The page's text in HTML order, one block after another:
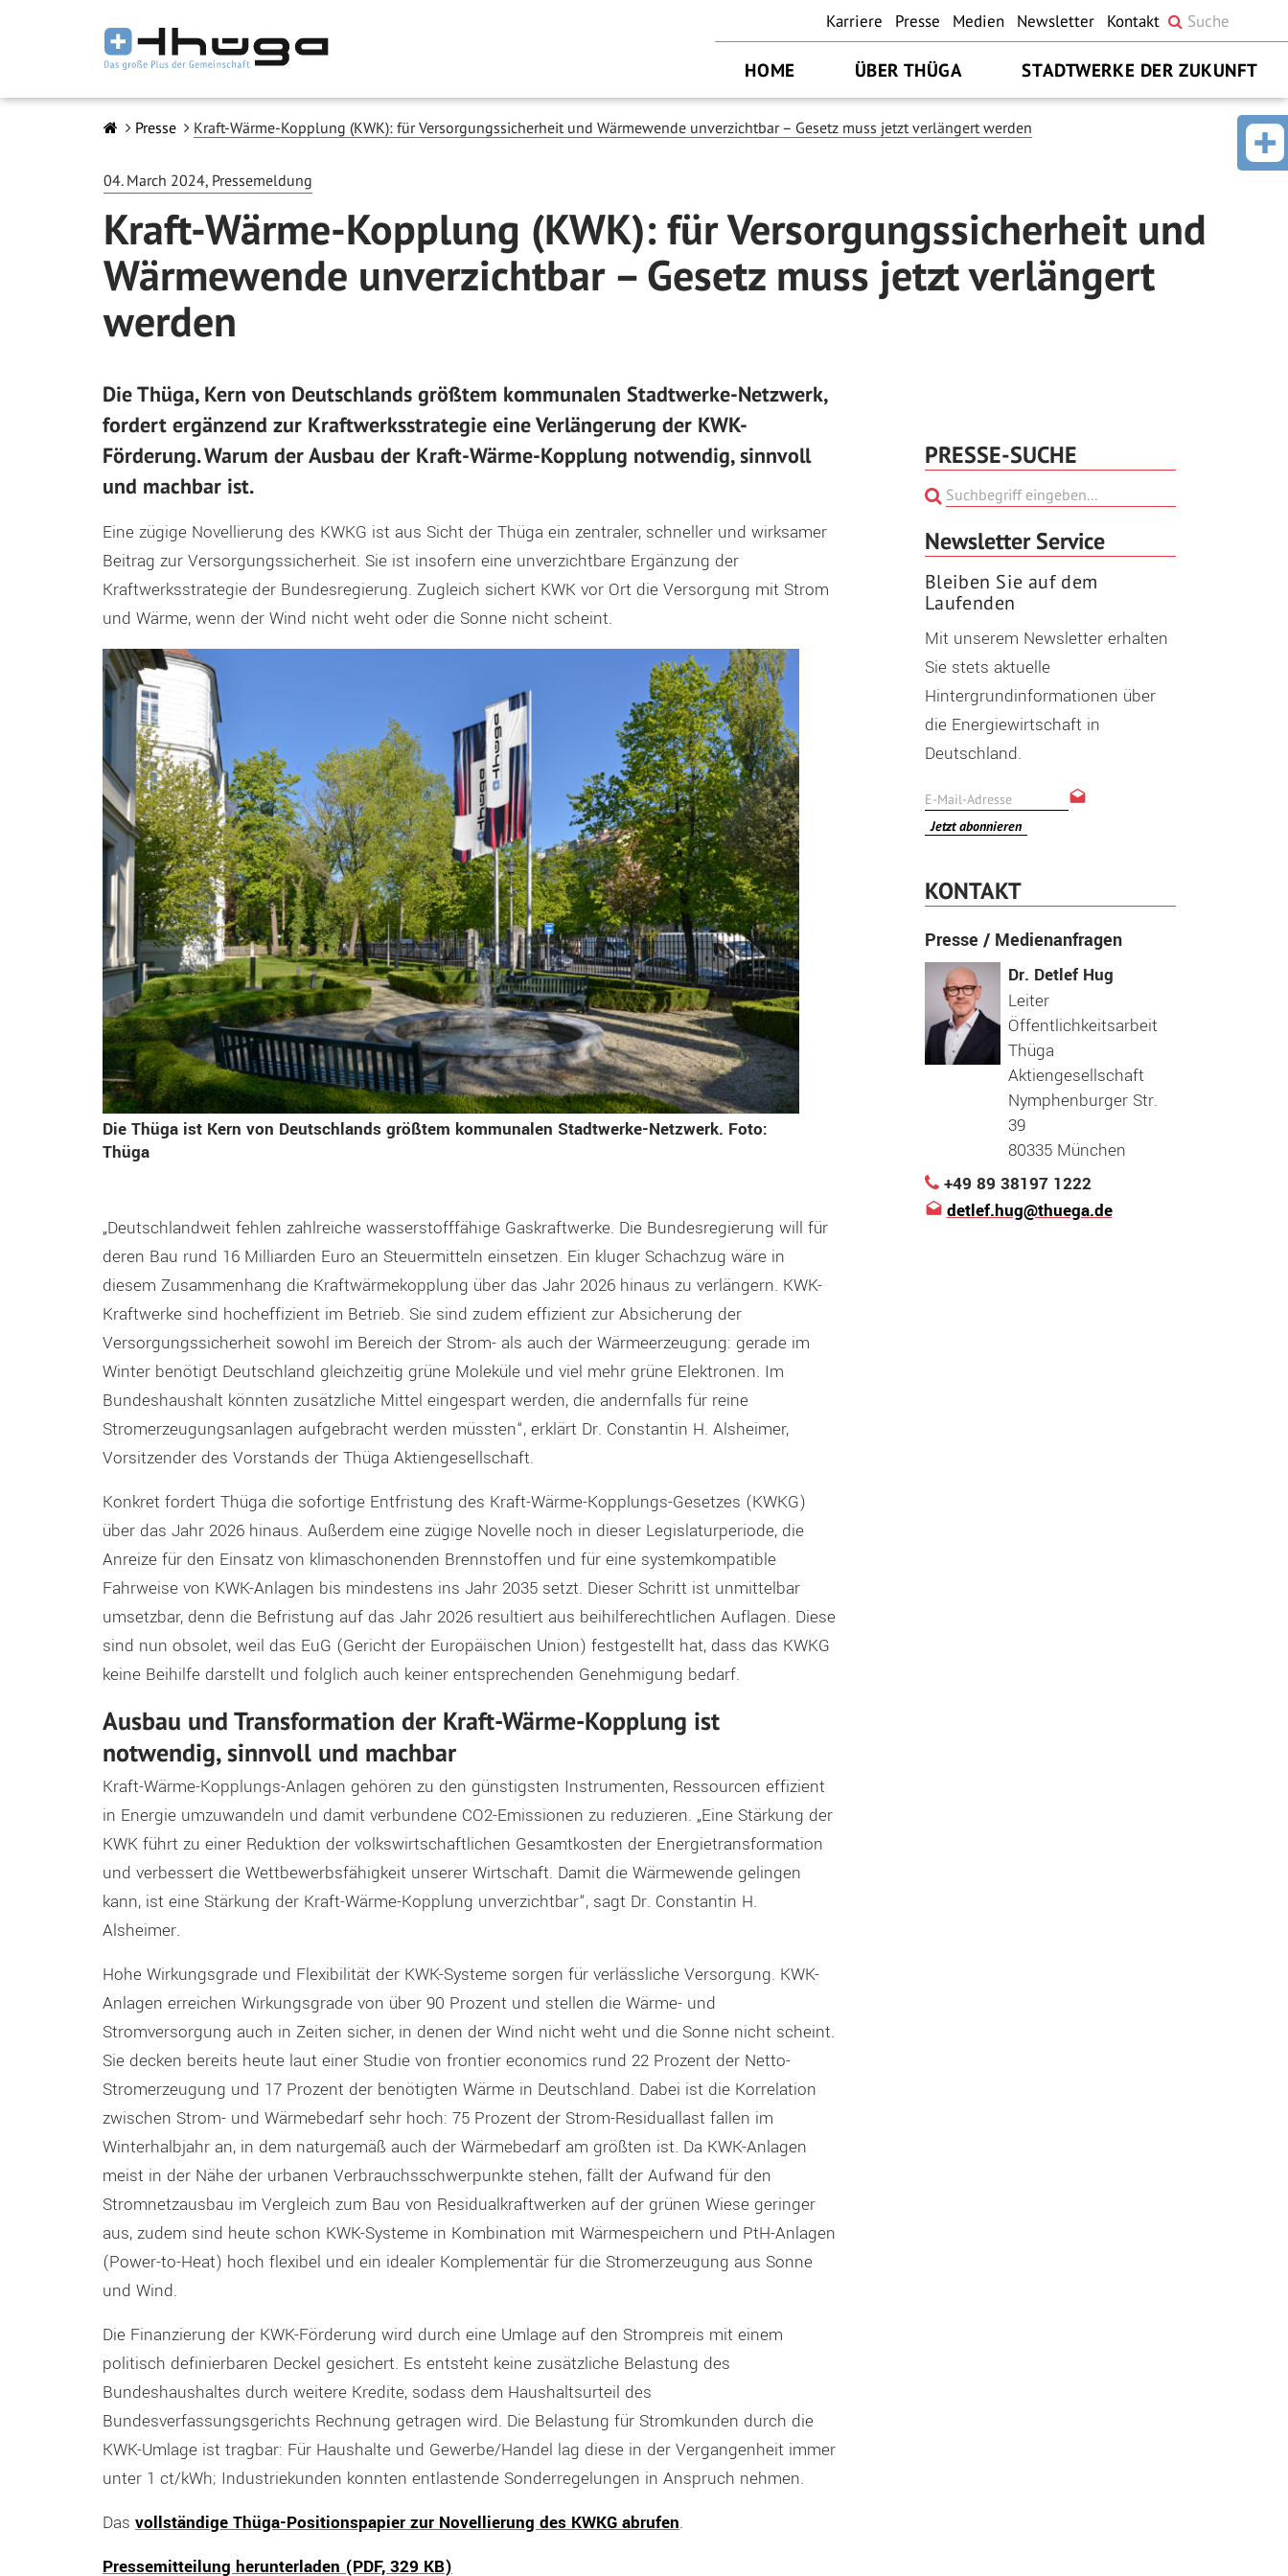
Karriere Presse Medien Newsletter Kontakt
HOME ÜBER THÜGA STADTWERKE DER ZUKUNFT
Presse Kraft-Wärme-Kopplung (KWK): für Versorgungssicherheit und Wärmewende unverzichtbar – Gesetz muss jetzt verlängert werden
04. March 2024, Pressemeldung
Kraft-Wärme-Kopplung (KWK): für Versorgungssicherheit und
Wärmewende unverzichtbar – Gesetz muss jetzt verlängert
werden
Die Thüga, Kern von Deutschlands größtem kommunalen Stadtwerke-Netzwerk,
fordert ergänzend zur Kraftwerksstrategie eine Verlängerung der KWK-
Förderung. Warum der Ausbau der Kraft-Wärme-Kopplung notwendig, sinnvoll
und machbar ist.
Eine zügige Novellierung des KWKG ist aus Sicht der Thüga ein zentraler, schneller und wirksamer
Beitrag zur Versorgungssicherheit. Sie ist insofern eine unverzichtbare Ergänzung der
Kraftwerksstrategie der Bundesregierung. Zugleich sichert KWK vor Ort die Versorgung mit Strom
und Wärme, wenn der Wind nicht weht oder die Sonne nicht scheint.
Die Thüga ist Kern von Deutschlands größtem kommunalen Stadtwerke-Netzwerk. Foto:
Thüga
„Deutschlandweit fehlen zahlreiche wasserstofffähige Gaskraftwerke. Die Bundesregierung will für
deren Bau rund 16 Milliarden Euro an Steuermitteln einsetzen. Ein kluger Schachzug wäre in
diesem Zusammenhang die Kraftwärmekopplung über das Jahr 2026 hinaus zu verlängern. KWK-
Kraftwerke sind hocheffizient im Betrieb. Sie sind zudem effizient zur Absicherung der
Versorgungssicherheit sowohl im Bereich der Strom- als auch der Wärmeerzeugung: gerade im
Winter benötigt Deutschland gleichzeitig grüne Moleküle und viel mehr grüne Elektronen. Im
Bundeshaushalt könnten zusätzliche Mittel eingespart werden, die andernfalls für reine
Stromerzeugungsanlagen aufgebracht werden müssten“, erklärt Dr. Constantin H. Alsheimer,
Vorsitzender des Vorstands der Thüga Aktiengesellschaft.
Konkret fordert Thüga die sofortige Entfristung des Kraft-Wärme-Kopplungs-Gesetzes (KWKG)
über das Jahr 2026 hinaus. Außerdem eine zügige Novelle noch in dieser Legislaturperiode, die
Anreize für den Einsatz von klimaschonenden Brennstoffen und für eine systemkompatible
Fahrweise von KWK-Anlagen bis mindestens ins Jahr 2035 setzt. Dieser Schritt ist unmittelbar
umsetzbar, denn die Befristung auf das Jahr 2026 resultiert aus beihilferechtlichen Auflagen. Diese
sind nun obsolet, weil das EuG (Gericht der Europäischen Union) festgestellt hat, dass das KWKG
keine Beihilfe darstellt und folglich auch keiner entsprechenden Genehmigung bedarf.
Ausbau und Transformation der Kraft-Wärme-Kopplung ist
notwendig, sinnvoll und machbar
Kraft-Wärme-Kopplungs-Anlagen gehören zu den günstigsten Instrumenten, Ressourcen effizient
in Energie umzuwandeln und damit verbundene CO2-Emissionen zu reduzieren. „Eine Stärkung der
KWK führt zu einer Reduktion der volkswirtschaftlichen Gesamtkosten der Energietransformation
und verbessert die Wettbewerbsfähigkeit unserer Wirtschaft. Damit die Wärmewende gelingen
kann, ist eine Stärkung der Kraft-Wärme-Kopplung unverzichtbar“, sagt Dr. Constantin H.
Alsheimer.
Hohe Wirkungsgrade und Flexibilität der KWK-Systeme sorgen für verlässliche Versorgung. KWK-
Anlagen erreichen Wirkungsgrade von über 90 Prozent und stellen die Wärme- und
Stromversorgung auch in Zeiten sicher, in denen der Wind nicht weht und die Sonne nicht scheint.
Sie decken bereits heute laut einer Studie von frontier economics rund 22 Prozent der Netto-
Stromerzeugung und 17 Prozent der benötigten Wärme in Deutschland. Dabei ist die Korrelation
zwischen Strom- und Wärmebedarf sehr hoch: 75 Prozent der Strom-Residuallast fallen im
Winterhalbjahr an, in dem naturgemäß auch der Wärmebedarf am größten ist. Da KWK-Anlagen
meist in der Nähe der urbanen Verbrauchsschwerpunkte stehen, fällt der Aufwand für den
Stromnetzausbau im Vergleich zum Bau von Residualkraftwerken auf der grünen Wiese geringer
aus, zudem sind heute schon KWK-Systeme in Kombination mit Wärmespeichern und PtH-Anlagen
(Power-to-Heat) hoch flexibel und ein idealer Komplementär für die Stromerzeugung aus Sonne
und Wind.
Die Finanzierung der KWK-Förderung wird durch eine Umlage auf den Strompreis mit einem
politisch definierbaren Deckel gesichert. Es entsteht keine zusätzliche Belastung des
Bundeshaushaltes durch weitere Kredite, sodass dem Haushaltsurteil des
Bundesverfassungsgerichts Rechnung getragen wird. Die Belastung für Stromkunden durch die
KWK-Umlage ist tragbar: Für Haushalte und Gewerbe/Handel lag diese in der Vergangenheit immer
unter 1 ct/kWh; Industriekunden konnten entlastende Sonderregelungen in Anspruch nehmen.
Das vollständige Thüga-Positionspapier zur Novellierung des KWKG abrufen.
Pressemitteilung herunterladen (PDF, 329 KB)
PRESSE-SUCHE
Newsletter Service
Bleiben Sie auf dem
Laufenden
Mit unserem Newsletter erhalten
Sie stets aktuelle
Hintergrundinformationen über
die Energiewirtschaft in
Deutschland.
Jetzt abonnieren
KONTAKT
Presse / Medienanfragen
Dr. Detlef Hug
Leiter
Öffentlichkeitsarbeit
Thüga
Aktiengesellschaft
Nymphenburger Str.
39
80335 München
+49 89 38197 1222
detlef.hug@thuega.de